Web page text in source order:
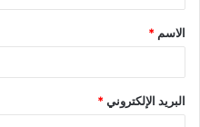
ق
*
الاسم *
البريد الإلكتروني*